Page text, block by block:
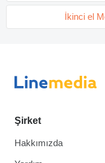
İkinci el
Şirket
Hakkımızda